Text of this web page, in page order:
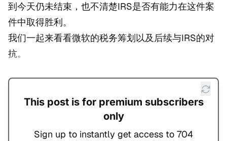
到今天仍未结束，也不清楚IRS是否有能力在这件案
件中取得胜利。
我们一起来看看微软的税务筹划以及后续与IRS的对
抗。
This post is for premium subscribers
only
Sign up to instantly get access to 704